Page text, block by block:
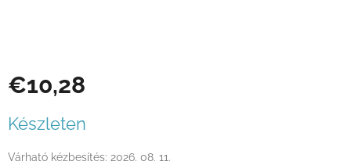
€10,28
Készleten
Várható kézbesítés: 2026. 08. 11.